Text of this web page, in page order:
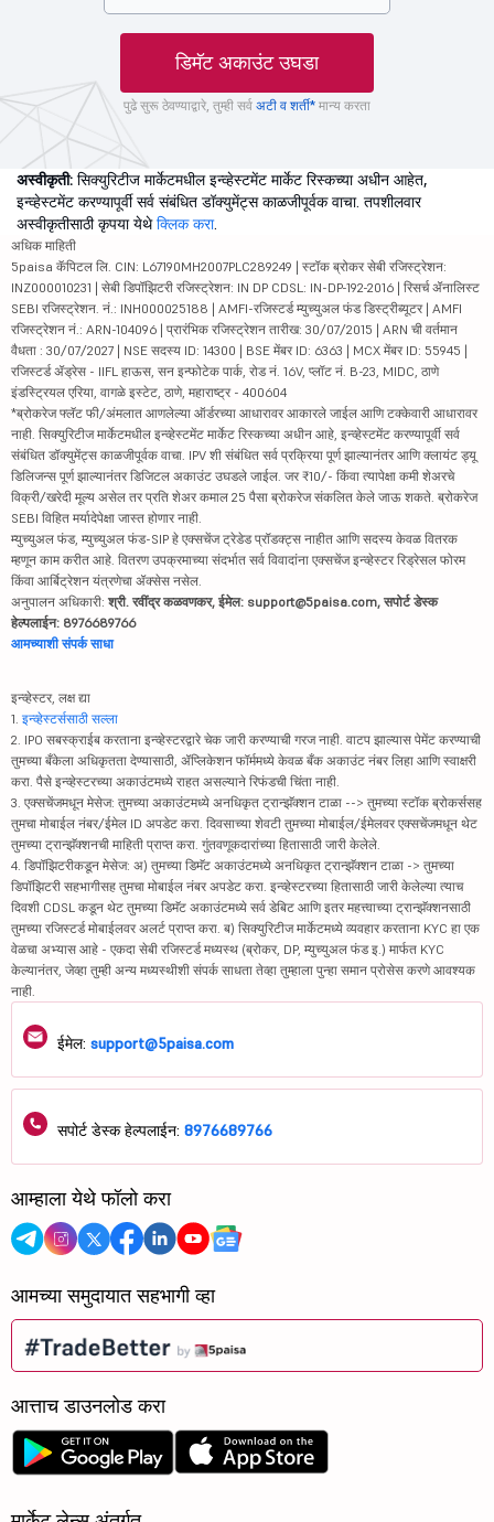
डिमॅट अकाउंट उघडा
पुढे सुरू ठेवण्याद्वारे, तुम्ही सर्व अटी व शर्ती* मान्य करता
अस्वीकृती: सिक्युरिटीज मार्केटमधील इन्व्हेस्टमेंट मार्केट रिस्कच्या अधीन आहेत,
इन्व्हेस्टमेंट करण्यापूर्वी सर्व संबंधित डॉक्युमेंट्स काळजीपूर्वक वाचा. तपशीलवार
अस्वीकृतीसाठी कृपया येथेक्लिक करा.
अधिक माहिती
5paisa कॅपिटल लि. CIN: L67190MH2007PLC289249 | स्टॉक ब्रोकर सेबी रजिस्ट्रेशन:
INZ000010231 | सेबी डिपॉझिटरी रजिस्ट्रेशन: IN DP CDSL: IN-DP-192-2016 | रिसर्च ॲनालिस्ट
SEBI रजिस्ट्रेशन. नं.: INH000025188 | AMFI-रजिस्टर्ड म्युच्युअल फंड डिस्ट्रीब्यूटर | AMFI
रजिस्ट्रेशन नं.: ARN-104096 | प्रारंभिक रजिस्ट्रेशन तारीख: 30/07/2015 | ARN ची वर्तमान
वैधता : 30/07/2027 | NSE सदस्य ID: 14300 | BSE मेंबर ID: 6363 | MCX मेंबर ID: 55945 |
रजिस्टर्ड ॲड्रेस - IIFL हाऊस, सन इन्फोटेक पार्क, रोड नं. 16V, प्लॉट नं. B-23, MIDC, ठाणे
इंडस्ट्रियल एरिया, वागळे इस्टेट, ठाणे, महाराष्ट्र - 400604
*ब्रोकरेज फ्लॅट फी/अंमलात आणलेल्या ऑर्डरच्या आधारावर आकारले जाईल आणि टक्केवारी आधारावर
नाही. सिक्युरिटीज मार्केटमधील इन्व्हेस्टमेंट मार्केट रिस्कच्या अधीन आहे, इन्व्हेस्टमेंट करण्यापूर्वी सर्व
संबंधित डॉक्युमेंट्स काळजीपूर्वक वाचा. IPV शी संबंधित सर्व प्रक्रिया पूर्ण झाल्यानंतर आणि क्लायंट ड्यू
डिलिजन्स पूर्ण झाल्यानंतर डिजिटल अकाउंट उघडले जाईल. जर ₹10/- किंवा त्यापेक्षा कमी शेअरचे
विक्री/खरेदी मूल्य असेल तर प्रति शेअर कमाल 25 पैसा ब्रोकरेज संकलित केले जाऊ शकते. ब्रोकरेज
SEBI विहित मर्यादेपेक्षा जास्त होणार नाही.
म्युच्युअल फंड, म्युच्युअल फंड-SIP हे एक्सचेंज ट्रेडेड प्रॉडक्ट्स नाहीत आणि सदस्य केवळ वितरक
म्हणून काम करीत आहे. वितरण उपक्रमाच्या संदर्भात सर्व विवादांना एक्सचेंज इन्व्हेस्टर रिड्रेसल फोरम
किंवा आर्बिट्रेशन यंत्रणेचा ॲक्सेस नसेल.
अनुपालन अधिकारी: श्री. रवींद्र कळवणकर, ईमेल: support@5paisa.com, सपोर्ट डेस्क
हेल्पलाईन: 8976689766
आमच्याशी संपर्क साधा
इन्व्हेस्टर, लक्ष द्या
1. इन्व्हेस्टर्ससाठी सल्ला
2. IPO सबस्क्राईब करताना इन्व्हेस्टरद्वारे चेक जारी करण्याची गरज नाही. वाटप झाल्यास पेमेंट करण्याची
तुमच्या बँकेला अधिकृतता देण्यासाठी, ॲप्लिकेशन फॉर्ममध्ये केवळ बँक अकाउंट नंबर लिहा आणि स्वाक्षरी
करा. पैसे इन्व्हेस्टरच्या अकाउंटमध्ये राहत असल्याने रिफंडची चिंता नाही.
3. एक्सचेंजमधून मेसेज: तुमच्या अकाउंटमध्ये अनधिकृत ट्रान्झॅक्शन टाळा --> तुमच्या स्टॉक ब्रोकर्ससह
तुमचा मोबाईल नंबर/ईमेल ID अपडेट करा. दिवसाच्या शेवटी तुमच्या मोबाईल/ईमेलवर एक्सचेंजमधून थेट
तुमच्या ट्रान्झॅक्शनची माहिती प्राप्त करा. गुंतवणूकदारांच्या हितासाठी जारी केलेले.
4. डिपॉझिटरीकडून मेसेज: अ) तुमच्या डिमॅट अकाउंटमध्ये अनधिकृत ट्रान्झॅक्शन टाळा -> तुमच्या
डिपॉझिटरी सहभागीसह तुमचा मोबाईल नंबर अपडेट करा. इन्व्हेस्टरच्या हितासाठी जारी केलेल्या त्याच
दिवशी CDSL कडून थेट तुमच्या डिमॅट अकाउंटमध्ये सर्व डेबिट आणि इतर महत्त्वाच्या ट्रान्झॅक्शनसाठी
तुमच्या रजिस्टर्ड मोबाईलवर अलर्ट प्राप्त करा. ब) सिक्युरिटीज मार्केटमध्ये व्यवहार करताना KYC हा एक
वेळचा अभ्यास आहे - एकदा सेबी रजिस्टर्ड मध्यस्थ (ब्रोकर, DP, म्युच्युअल फंड इ.) मार्फत KYC
केल्यानंतर, जेव्हा तुम्ही अन्य मध्यस्थीशी संपर्क साधता तेव्हा तुम्हाला पुन्हा समान प्रोसेस करणे आवश्यक
नाही.
ईमेल: support@5paisa.com
सपोर्ट डेस्क हेल्पलाईन: 8976689766
आम्हाला येथे फॉलो करा
आमच्या समुदायात सहभागी व्हा
आत्ताच डाउनलोड करा